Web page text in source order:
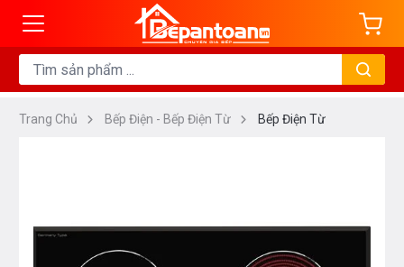
Trang Chủ Bếp Điện - Bếp Điện Từ Bếp Điện Từ